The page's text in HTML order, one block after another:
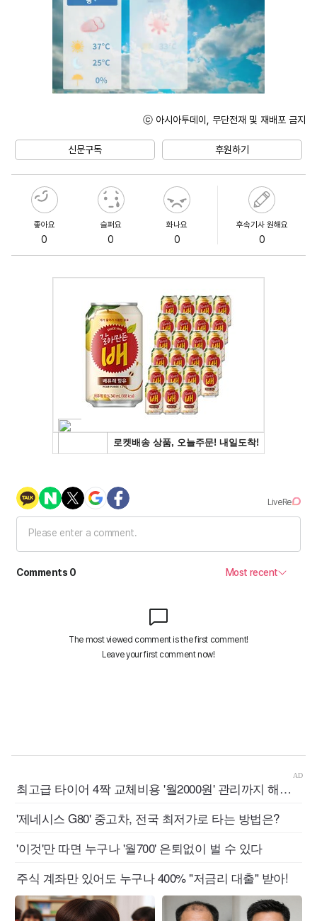
ⓒ 아시아투데이, 무단전재 및 재배포 금지
신문구독 후원하기
좋아요
0
슬퍼요
0
화나요
0
후속기사 원해요
0